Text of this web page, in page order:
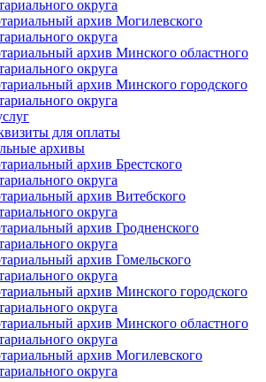
округа
архив Могилевского
округа
архив Минского областного
округа
архив Минского городского
округа
для оплаты
архивы
архив Брестского
округа
архив Витебского
округа
архив Гродненского
округа
архив Гомельского
округа
архив Минского городского
округа
архив Минского областного
округа
архив Могилевского
округа